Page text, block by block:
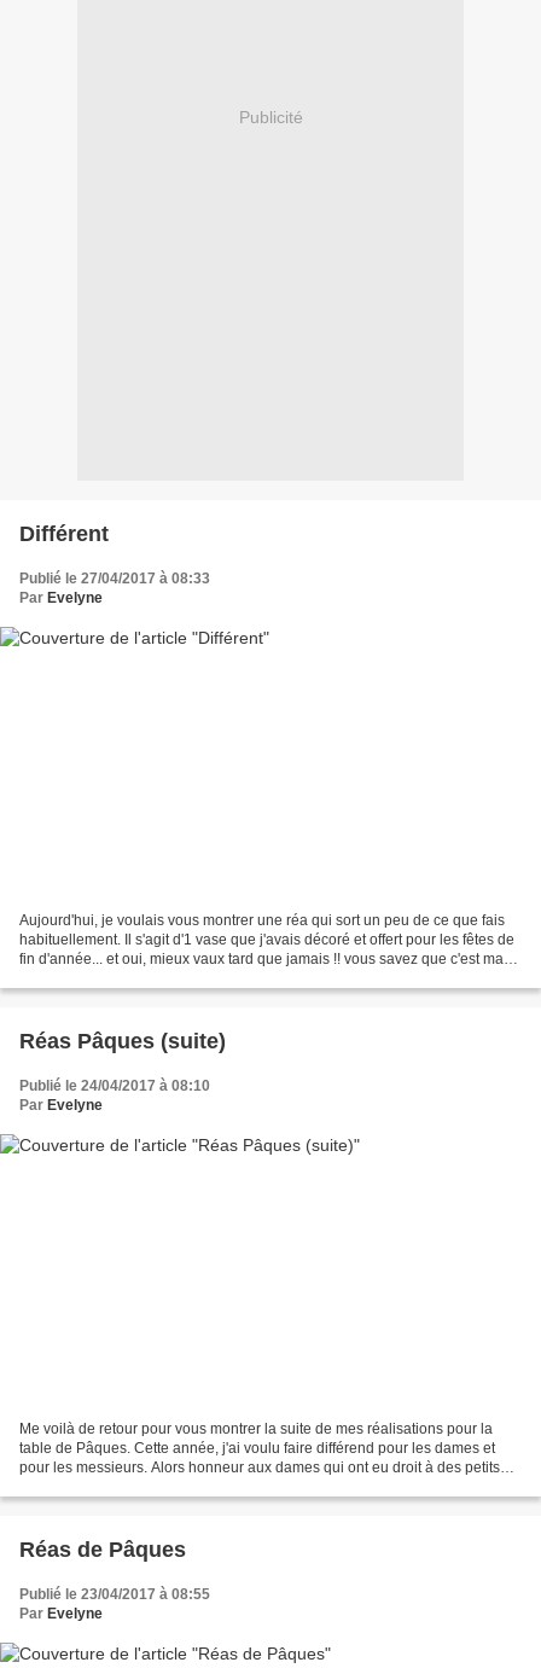
Publicité
Différent
Publié le 27/04/2017 à 08:33
Par Evelyne
Aujourd'hui, je voulais vous montrer une réa qui sort un peu de ce que fais
habituellement. Il s'agit d'1 vase que j'avais décoré et offert pour les fêtes de
fin d'année... et oui, mieux vaux tard que jamais !! vous savez que c'est ma
Réas Pâques (suite)
Publié le 24/04/2017 à 08:10
Par Evelyne
Me voilà de retour pour vous montrer la suite de mes réalisations pour la
table de Pâques. Cette année, j'ai voulu faire différend pour les dames et
pour les messieurs. Alors honneur aux dames qui ont eu droit à des petits
Réas de Pâques
Publié le 23/04/2017 à 08:55
Par Evelyne